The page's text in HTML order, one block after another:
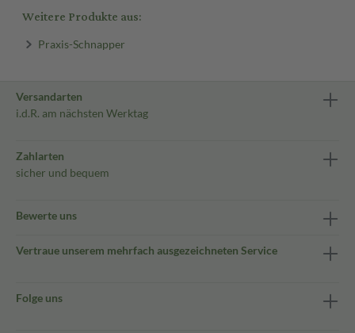
Weitere Produkte aus:
Praxis-Schnapper
Versandarten
i.d.R. am nächsten Werktag
Zahlarten
sicher und bequem
Bewerte uns
Vertraue unserem mehrfach ausgezeichneten Service
Folge uns